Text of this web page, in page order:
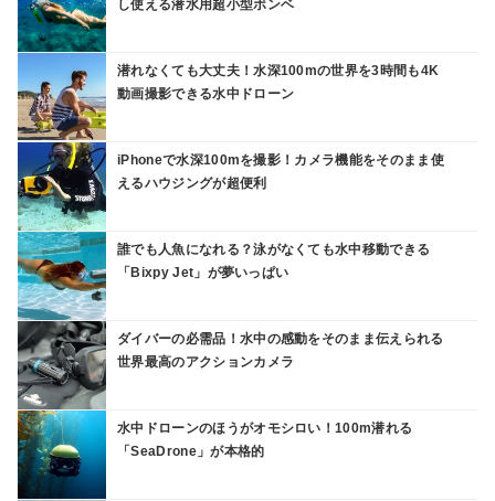
し使える潜水用超小型ボンベ
潜れなくても大丈夫！水深100mの世界を3時間も4K
動画撮影できる水中ドローン
iPhoneで水深100mを撮影！カメラ機能をそのまま使
えるハウジングが超便利
誰でも人魚になれる？泳がなくても水中移動できる
「Bixpy Jet」が夢いっぱい
ダイバーの必需品！水中の感動をそのまま伝えられる
世界最高のアクションカメラ
水中ドローンのほうがオモシロい！100m潜れる
「SeaDrone」が本格的